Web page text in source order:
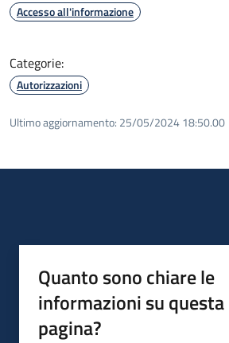
Accesso all'informazione
Categorie:
Autorizzazioni
Ultimo aggiornamento: 25/05/2024 18:50.00
Quanto sono chiare le
informazioni su questa
pagina?